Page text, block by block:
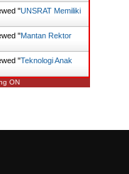
"UNSRAT Memiliki
"Mantan Rektor
"Teknologi Anak
ON